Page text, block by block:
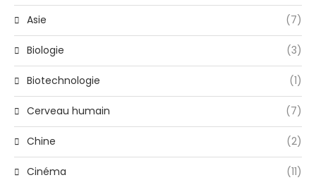
Asie (7)
Biologie (3)
Biotechnologie (1)
Cerveau humain (7)
Chine (2)
Cinéma (11)